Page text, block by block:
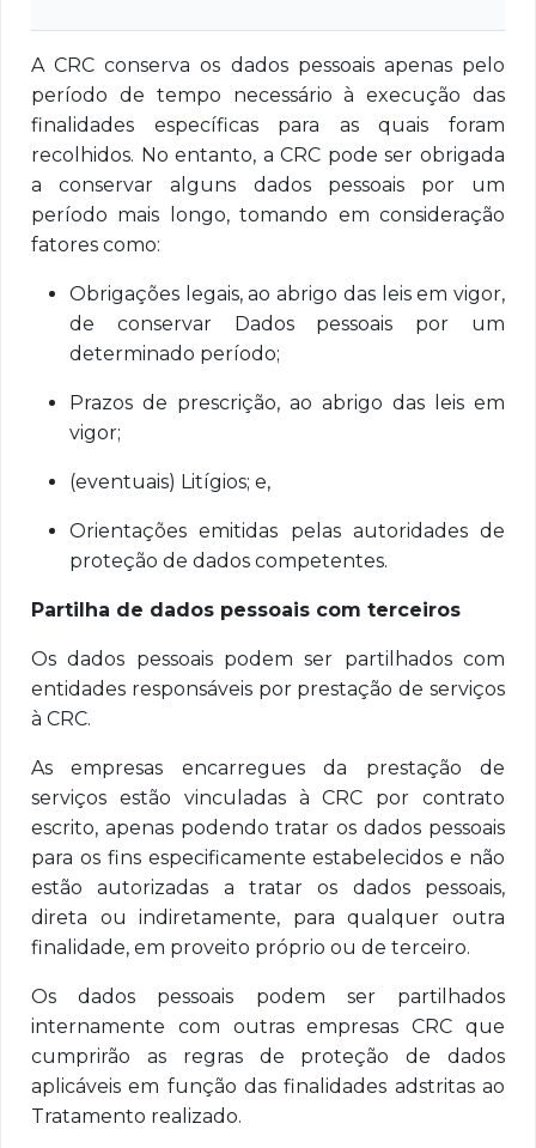
A CRC conserva os dados pessoais apenas pelo
período de tempo necessário à execução das
finalidades específicas para as quais foram
recolhidos. No entanto, a CRC pode ser obrigada
a conservar alguns dados pessoais por um
período mais longo, tomando em consideração
fatores como:
Obrigações legais, ao abrigo das leis em vigor,
de conservar Dados pessoais por um
determinado período;
Prazos de prescrição, ao abrigo das leis em
vigor;
(eventuais) Litígios; e,
Orientações emitidas pelas autoridades de
proteção de dados competentes.
Partilha de dados pessoais com terceiros
Os dados pessoais podem ser partilhados com
entidades responsáveis por prestação de serviços
à CRC.
As empresas encarregues da prestação de
serviços estão vinculadas à CRC por contrato
escrito, apenas podendo tratar os dados pessoais
para os fins especificamente estabelecidos e não
estão autorizadas a tratar os dados pessoais,
direta ou indiretamente, para qualquer outra
finalidade, em proveito próprio ou de terceiro.
Os dados pessoais podem ser partilhados
internamente com outras empresas CRC que
cumprirão as regras de proteção de dados
aplicáveis em função das finalidades adstritas ao
Tratamento realizado.